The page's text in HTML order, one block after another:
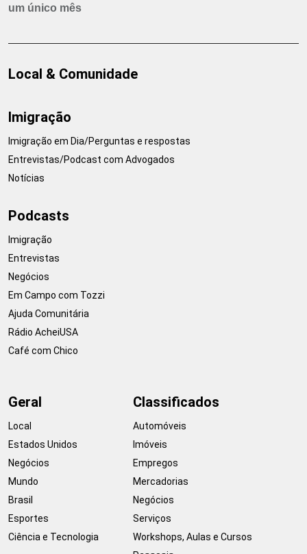
um único mês
Local & Comunidade
Imigração
Imigração em Dia/Perguntas e respostas
Entrevistas/Podcast com Advogados
Notícias
Podcasts
Imigração
Entrevistas
Negócios
Em Campo com Tozzi
Ajuda Comunitária
Rádio AcheiUSA
Café com Chico
Geral
Local
Estados Unidos
Negócios
Mundo
Brasil
Esportes
Ciência e Tecnologia
Classificados
Automóveis
Imóveis
Empregos
Mercadorias
Negócios
Serviços
Workshops, Aulas e Cursos